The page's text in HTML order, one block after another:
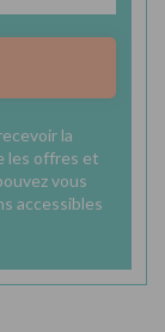
la
les offres et
vous
accessibles